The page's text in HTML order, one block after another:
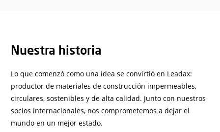
Nuestra historia
Lo que comenzó como una idea se convirtió en Leadax:
productor de materiales de construcción impermeables,
circulares, sostenibles y de alta calidad. Junto con nuestros
socios internacionales, nos comprometemos a dejar el
mundo en un mejor estado.